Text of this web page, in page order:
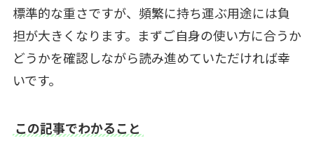
標準的な重さですが、頻繁に持ち運ぶ用途には負
担が大きくなります。まずご自身の使い方に合うか
どうかを確認しながら読み進めていただければ幸
いです。
この記事でわかること